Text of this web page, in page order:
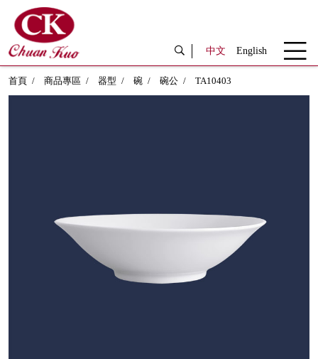
中文 English
首頁 商品專區 器型 碗 碗公 TA10403